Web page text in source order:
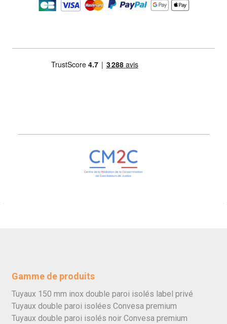
Gamme de produits
Tuyaux 150 mm inox double paroi isolés label privé
Tuyaux double paroi isolées Convesa premium
Tuyaux double paroi isolés noir Convesa premium